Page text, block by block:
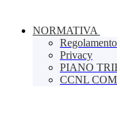
NORMATIVA
Regolamento
Privacy
PIANO
CCNL